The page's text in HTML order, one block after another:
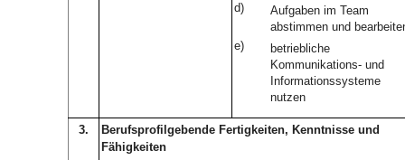
d)
Aufgaben im Team
abstimmen und
e)
betriebliche
Kommunikations- und
Informationssysteme
nutzen
3.
Berufsprofilgebende Fertigkeiten, Kenntnisse und
Fähigkeiten